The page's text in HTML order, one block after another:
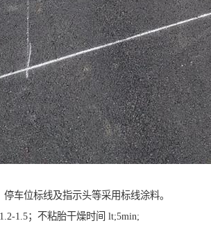
车位标线及指示头等采用标线涂料。
1.5；不粘胎干燥时间 lt;5min;